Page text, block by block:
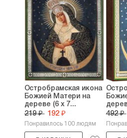
Остробрамская икона
Божией Матери на
дереве (6 х 7...
219 ₽ 192 ₽
Понравилось 100 людям
492 ₽